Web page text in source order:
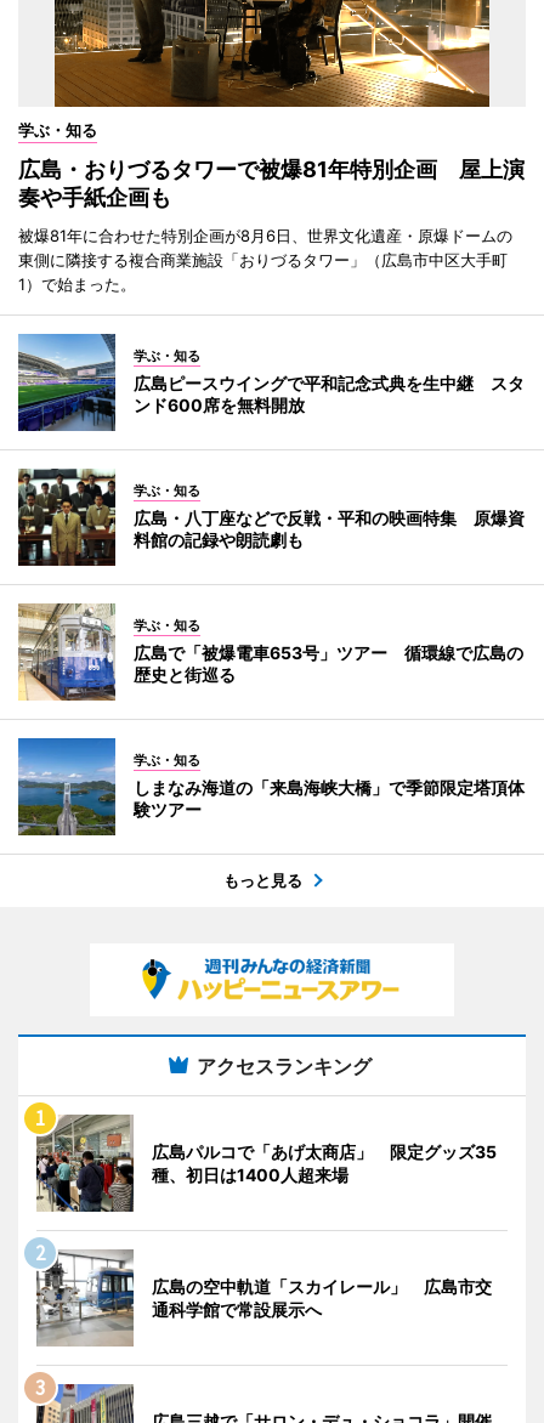
学ぶ・知る
広島・おりづるタワーで被爆81年特別企画 屋上演
奏や手紙企画も
被爆81年に合わせた特別企画が8月6日、世界文化遺産・原爆ドームの
東側に隣接する複合商業施設「おりづるタワー」（広島市中区大手町
1）で始まった。
学ぶ・知る
広島ピースウイングで平和記念式典を生中継 スタ
ンド600席を無料開放
学ぶ・知る
広島・八丁座などで反戦・平和の映画特集 原爆資
料館の記録や朗読劇も
学ぶ・知る
広島で「被爆電車653号」ツアー 循環線で広島の
歴史と街巡る
学ぶ・知る
しまなみ海道の「来島海峡大橋」で季節限定塔頂体
験ツアー
もっと見る
アクセスランキング
広島パルコで「あげ太商店」 限定グッズ35
種、初日は1400人超来場
広島の空中軌道「スカイレール」 広島市交
通科学館で常設展示へ